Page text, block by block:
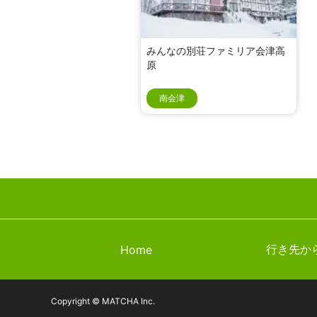
みんなの別荘ファミリア会津高
原
南会津
Home 行き先か
Copyright © MATCHA Inc.